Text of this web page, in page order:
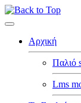
Αρχική
Παλιό
Lms